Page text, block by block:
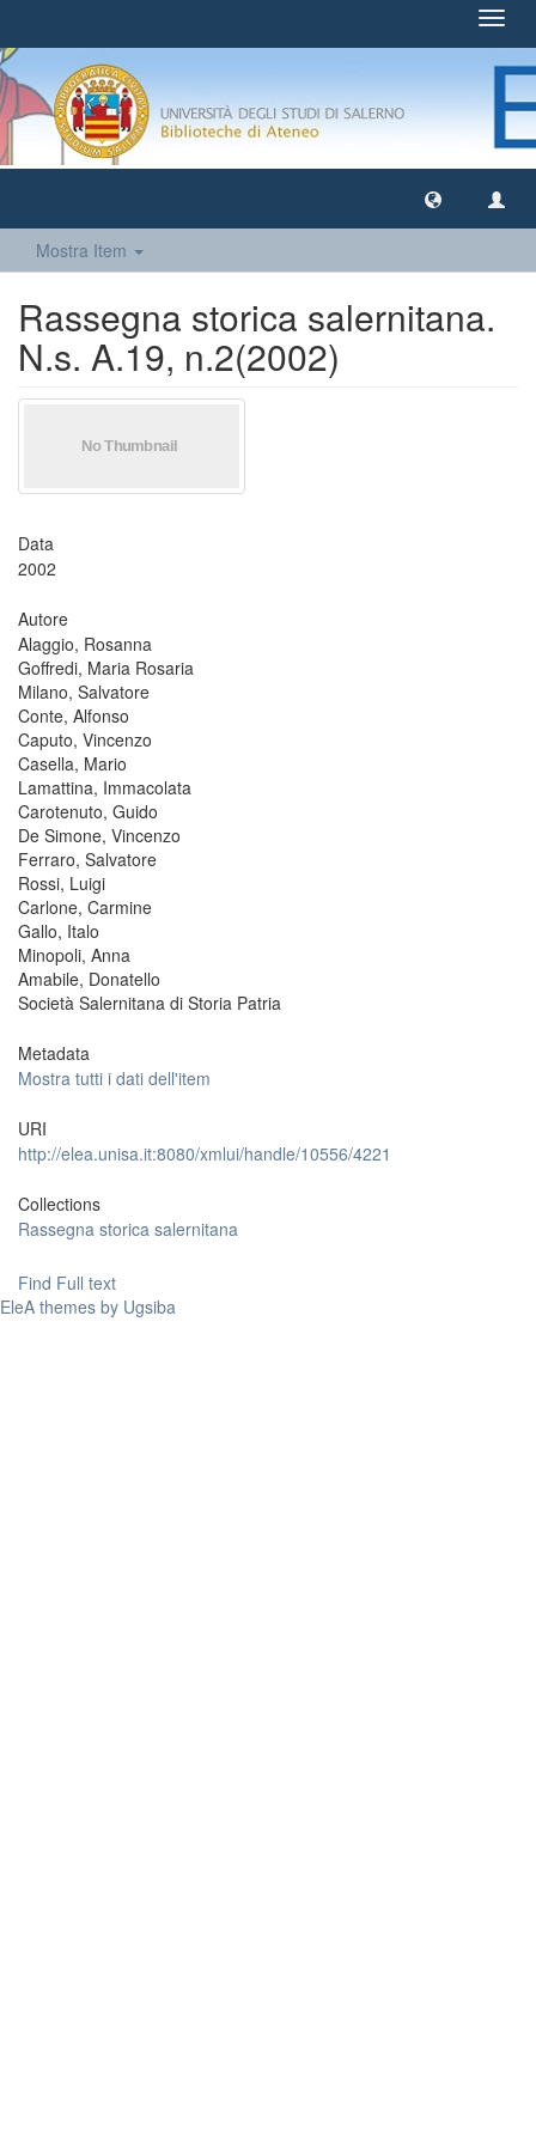
Mostra Item
Rassegna storica salernitana.
N.s. A.19, n.2(2002)
Data
2002
Autore
Alaggio, Rosanna
Goffredi, Maria Rosaria
Milano, Salvatore
Conte, Alfonso
Caputo, Vincenzo
Casella, Mario
Lamattina, Immacolata
Carotenuto, Guido
De Simone, Vincenzo
Ferraro, Salvatore
Rossi, Luigi
Carlone, Carmine
Gallo, Italo
Minopoli, Anna
Amabile, Donatello
Società Salernitana di Storia Patria
Metadata
Mostra tutti i dati dell'item
URI
http://elea.unisa.it:8080/xmlui/handle/10556/4221
Collections
Rassegna storica salernitana
Find Full text
EleA themes by Ugsiba